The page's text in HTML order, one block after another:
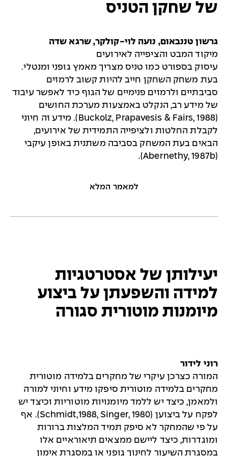
של שחקן הטניס
גרשון טננבאום, נועה לוי-קולקר, שרגא שדה
מיקוד המבט והציפייה לאירועים
עיסוק בספורט כמו טניס מצריך מאמץ גופני ומנטלי.
בעת משחק השחקן חייב להיות קשוב לרמזים
סביבתיים ולרמזים פנימיים של הגוף כיד לאפשר עיבוד
של מידע רב, הנקלט באמצעות מערכת החושים
(Buckolz, Prapavesis & Fairs, 1988). מידע זה חיוני
לקבלת החלטות ולציפייה התמידית של אירועים,
הבאים בעת המשחק בסביבה משתנית באופן עיקבי
(Abernethy, 1987b).
למאמר המלא
יעילותן של אסטרטגיות
למידה והשפעתן על ביצוע
מיומנות מוטורית סגורה
רוני לידור
המורה כצרכן עיקרי של מחקרים בלמידה מוטורית
מחקרים בלמידה מוטורית סיפקו מידע וחיוני למורה
ולמאמן, כיצד יש ללמד מיומנויות מוטוריות וכיצד יש
לפקח על ביצוען (Schmidt,1988, Singer, 1980). אף
על פי שהמחקר לא סיפק תמיד המלצות ברורות
ומוגדרות, כיצד ליישם ממצאים תיאוראיים אלו
במסגרת השיעור לחינוך גופני או במסגרת אימון